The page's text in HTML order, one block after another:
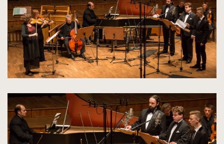
spowoduje
zdjęcia
do
rozmiarów
oryginalnych